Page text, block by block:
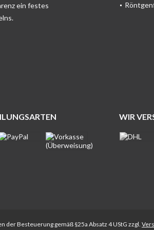
ein festes
WIR
der Besteuerung gemäß §25a Absatz 4 UStG zzgl.